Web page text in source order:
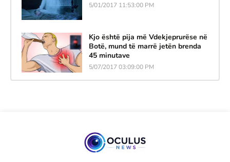
5/01/2017 11:53:00 PM
Kjo është pija më Vdekjeprurëse në
Botë, mund të marrë jetën brenda
45 minutave
5/07/2017 03:09:00 PM